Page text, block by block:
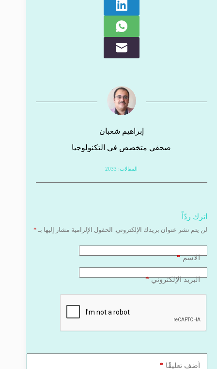
إبراهيم شعبان
صحفي متخصص في التكنولوجيا
المقالات: 2033
اترك ردّاً
لن يتم نشر عنوان بريدك الإلكتروني. الحقول الإلزامية مشار إليها بـ *
الاسم*
البريد الإلكتروني*
أضف تعليقًا *